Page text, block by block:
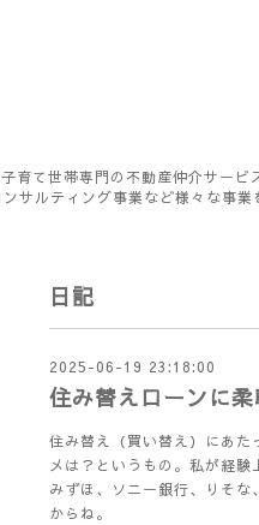
育て世帯専門の不動産仲介サー
サルティング事業など様々な事業
日記
2025-06-19 23:18:00
住み替えローンに
住み替え（買い替え）にあた
メは？というもの。私が経験
みずほ、ソニー銀行、りそ
からね。